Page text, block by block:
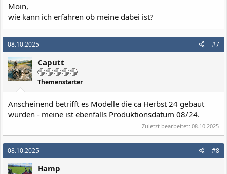
Moin,
wie kann ich erfahren ob meine dabei ist?
08.10.2025 #7
Caputt
Themenstarter
Anscheinend betrifft es Modelle die ca Herbst 24 gebaut
wurden - meine ist ebenfalls Produktionsdatum 08/24.
Zuletzt bearbeitet: 08.10.2025
08.10.2025 #8
Hamp